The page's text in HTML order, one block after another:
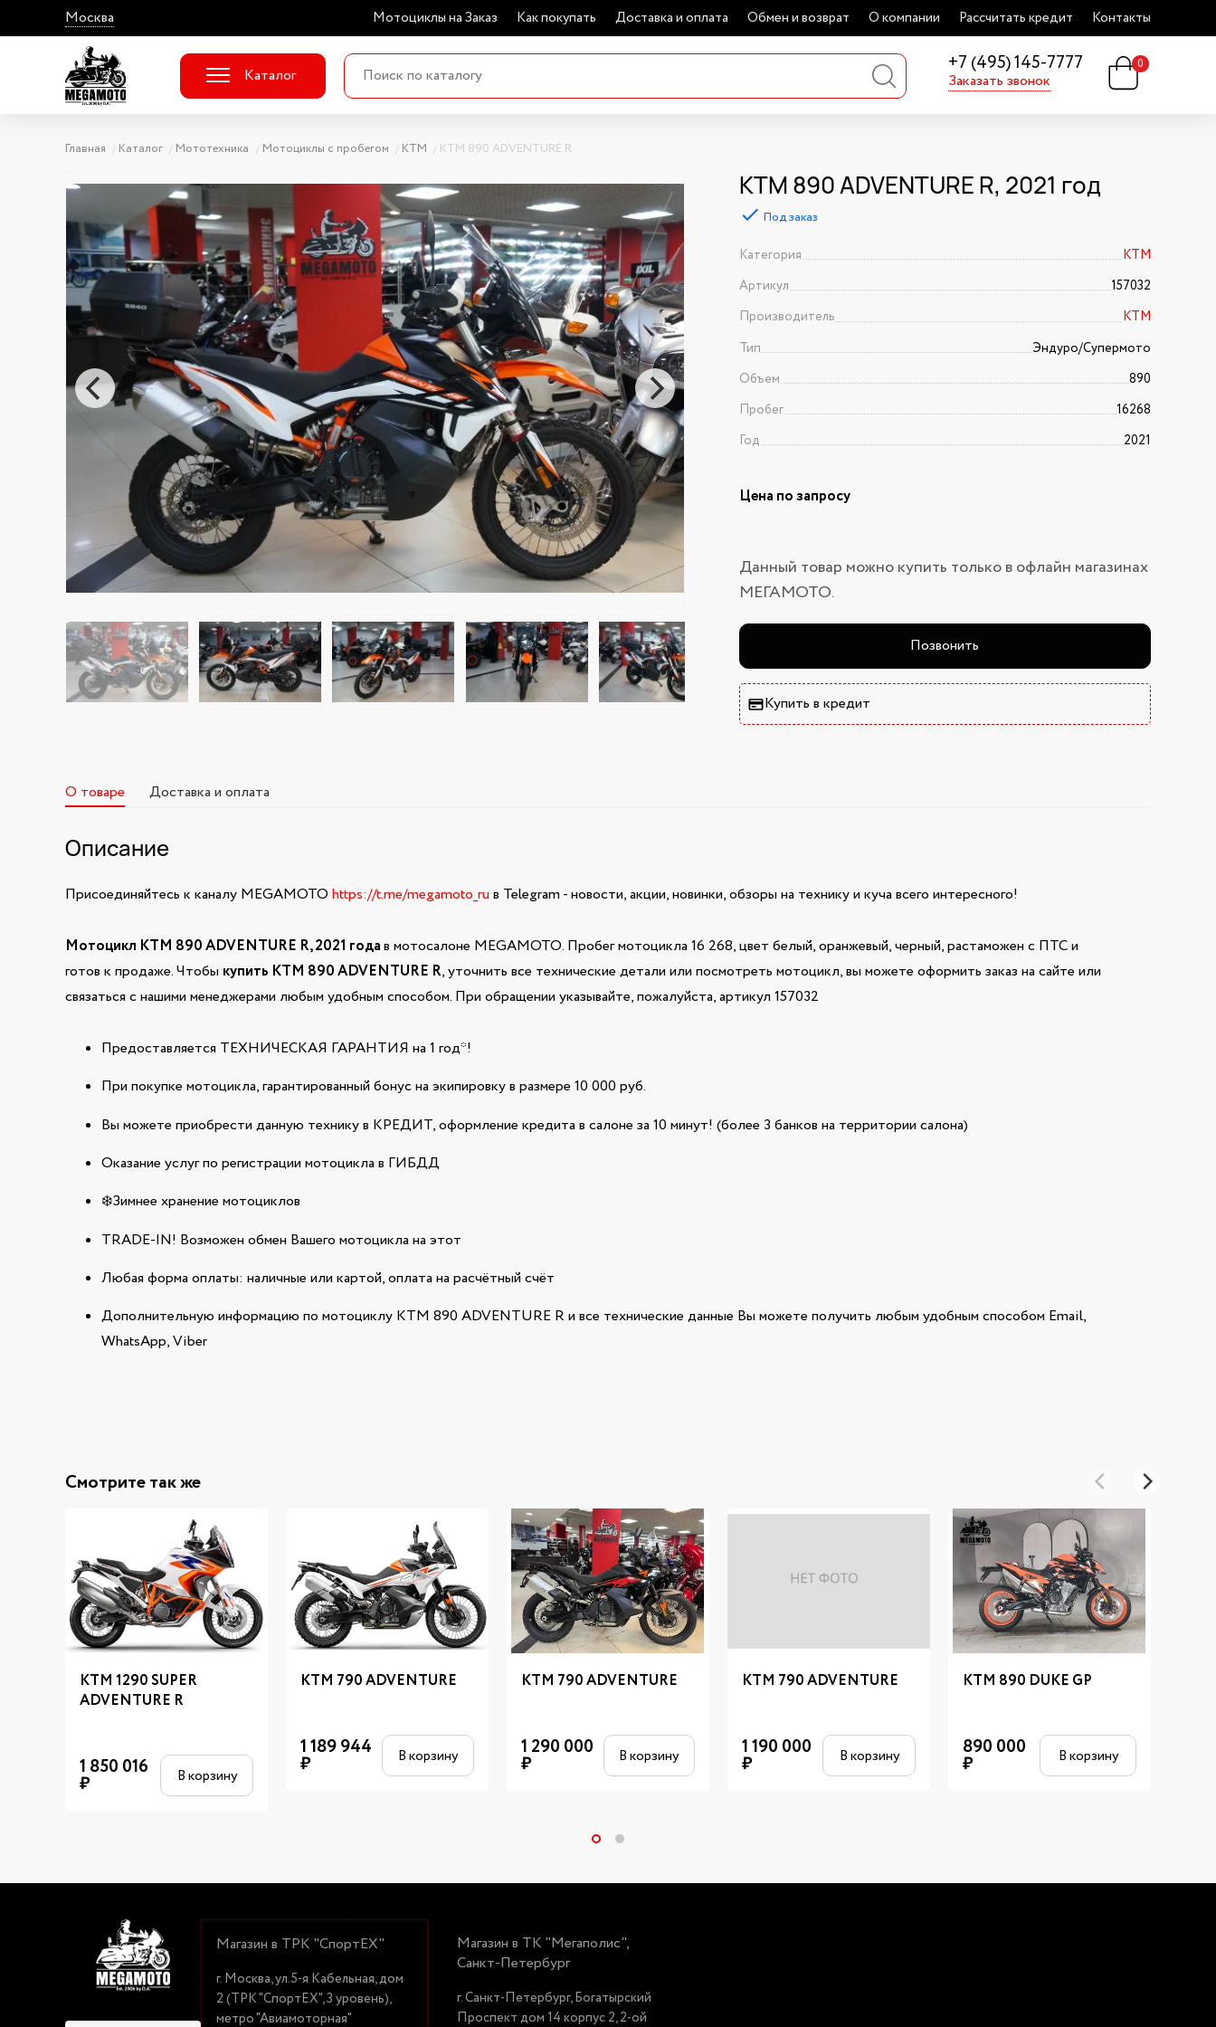
Москва Мотоциклы на Заказ Как покупать Доставка и оплата Обмен и возврат О компании Рассчитать кредит Контакты
+7 (495) 145-7777
Заказать звонок
Каталог
0
Главная Каталог Мототехника Мотоциклы с пробегом KTM KTM 890 ADVENTURE R
KTM 890 ADVENTURE R, 2021 год
Под заказ
Категория
KTM
Артикул
157032
Производитель
KTM
Тип
Эндуро/Супермото
Объем
890
Пробег
16268
Год
2021
Цена по запросу
Данный товар можно купить только в офлайн магазинах
МЕГАМОТО.
Позвонить
Купить в кредит
О товаре Доставка и оплата
Описание
Присоединяйтесь к каналу MEGAMOTO https://t.me/megamoto_ru в Telegram - новости, акции, новинки, обзоры на технику и куча всего интересного!
Мотоцикл KTM 890 ADVENTURE R, 2021 годав мотосалоне MEGAMOTO. Пробег мотоцикла 16 268, цвет белый, оранжевый, черный, растаможен с ПТС и
готов к продаже. Чтобы купить KTM 890 ADVENTURE R, уточнить все технические детали или посмотреть мотоцикл, вы можете оформить заказ на сайте или
связаться с нашими менеджерами любым удобным способом. При обращении указывайте, пожалуйста, артикул 157032
Предоставляется ТЕХНИЧЕСКАЯ ГАРАНТИЯ на 1 год*!
При покупке мотоцикла, гарантированный бонус на экипировку в размере 10 000 руб.
Вы можете приобрести данную технику в КРЕДИТ, оформление кредита в салоне за 10 минут! (более 3 банков на территории салона)
Оказание услуг по регистрации мотоцикла в ГИБДД
❄️Зимнее хранение мотоциклов
TRADE-IN! Возможен обмен Вашего мотоцикла на этот
Любая форма оплаты: наличные или картой, оплата на расчётный счёт
Дополнительную информацию по мотоциклу KTM 890 ADVENTURE R и все технические данные Вы можете получить любым удобным способом Email,
WhatsApp, Viber
Смотрите так же
KTM 1290 SUPER
ADVENTURE R
1 850 016
₽ В корзину
KTM 790 ADVENTURE
1 189 944
₽ В корзину
KTM 790 ADVENTURE
1 290 000
₽ В корзину
KTM 790 ADVENTURE
1 190 000
₽ В корзину
KTM 890 DUKE GP
890 000
₽ В корзину
Магазин в ТРК "СпортЕХ"
г. Москва, ул.5-я Кабельная, дом
2 (ТРК "СпортЕХ", 3 уровень),
метро "Авиамоторная"
Магазин в ТК "Мегаполис",
Санкт-Петербург
г. Санкт-Петербург, Богатырский
Проспект дом 14 корпус 2, 2-ой